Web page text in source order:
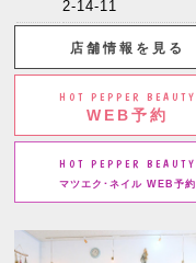
2-14-11
店舗情報を見る
HOT PEPPER BEAUTY
WEB予約
HOT PEPPER BEAUTY
マツエク･ネイル WEB予約